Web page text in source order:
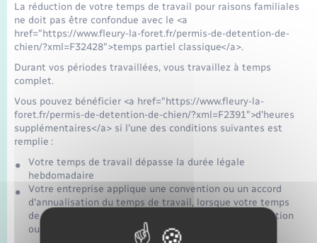
La réduction de votre temps de travail pour raisons familiales
ne doit pas être confondue avec le <a
href="https://www.fleury-la-foret.fr/permis-de-detention-de-
chien/?xml=F32428">temps partiel classique</a>.
Durant vos périodes travaillées, vous travaillez à temps
complet.
Vous pouvez bénéficier <a href="https://www.fleury-la-
foret.fr/permis-de-detention-de-chien/?xml=F2391">d'heures
supplémentaires</a> si l'une des conditions suivantes est
remplie :
Votre temps de travail dépasse la durée légale
hebdomadaire
Votre entreprise applique une convention ou un accord
d'annualisation du temps de travail, lorsque votre temps
de travail dépasse les limites fixées par cette convention
ou cet accord